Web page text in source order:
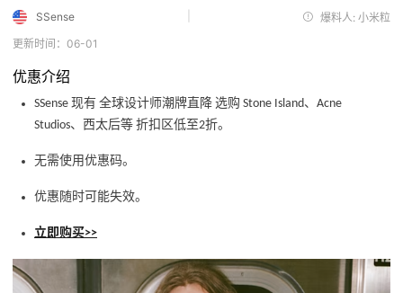
SSense
爆料人: 小米粒
更新时间：06-01
优惠介绍
SSense 现有 全球设计师潮牌直降 选购 Stone Island、Acne
Studios、西太后等 折扣区低至2折。
无需使用优惠码。
优惠随时可能失效。
立即购买>>